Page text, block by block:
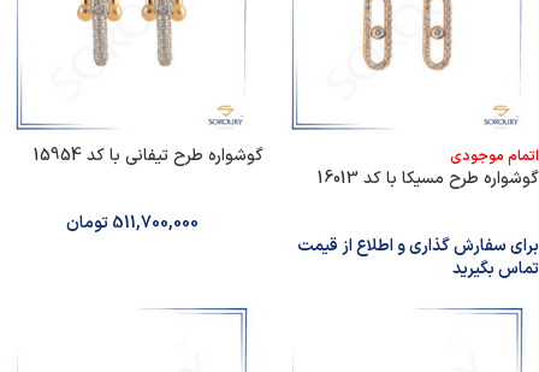
اتمام موجودی
گوشواره طرح مسیکا با کد 16013
برای سفارش گذاری و اطلاع از قیمت
تماس بگیرید
گوشواره طرح تیفانی با کد 15954
511,700,000 تومان